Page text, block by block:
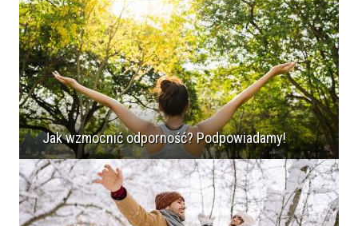
Jak wzmocnić odporność? Podpowiadamy!